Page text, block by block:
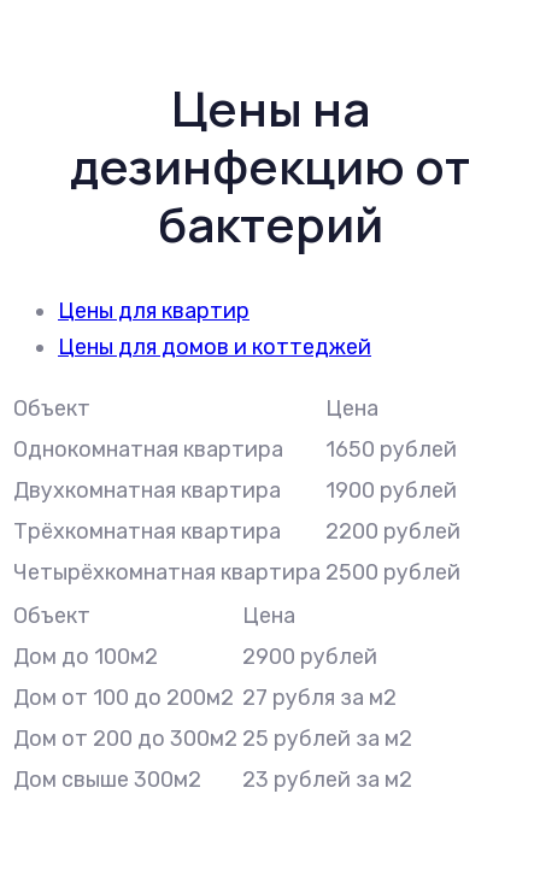
Цены на
дезинфекцию от
бактерий
Цены для квартир
Цены для домов и коттеджей
Объект
Цена
Однокомнатная квартира
1650 рублей
Двухкомнатная квартира
1900 рублей
Трёхкомнатная квартира
2200 рублей
Четырёхкомнатная квартира 2500 рублей
Объект
Цена
Дом до 100м2
2900 рублей
Дом от 100 до 200м2 27 рубля за м2
Дом от 200 до 300м2 25 рублей за м2
Дом свыше 300м2
23 рублей за м2